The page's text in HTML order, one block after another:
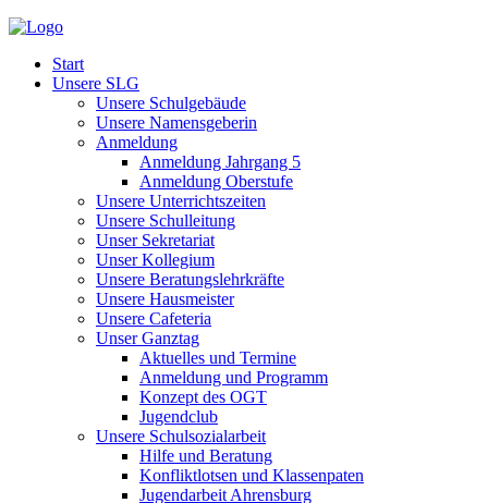
Start
Unsere SLG
Unsere Schulgebäude
Unsere Namensgeberin
Anmeldung
Anmeldung Jahrgang 5
Anmeldung Oberstufe
Unsere Unterrichtszeiten
Unsere Schulleitung
Unser Sekretariat
Unser Kollegium
Unsere Beratungslehrkräfte
Unsere Hausmeister
Unsere Cafeteria
Unser Ganztag
Aktuelles und Termine
Anmeldung und Programm
Konzept des OGT
Jugendclub
Unsere Schulsozialarbeit
Hilfe und Beratung
Konfliktlotsen und Klassenpaten
Jugendarbeit Ahrensburg